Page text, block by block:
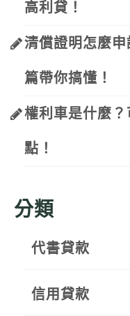
高利貸！
清償證明怎麼
篇帶你搞懂！
權利車是什麼
點！
分類
代書貸款
信用貸款